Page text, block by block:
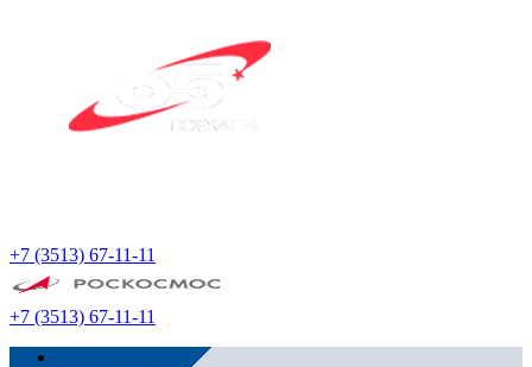
+7 (3513) 67-11-11
+7 (3513) 67-11-11